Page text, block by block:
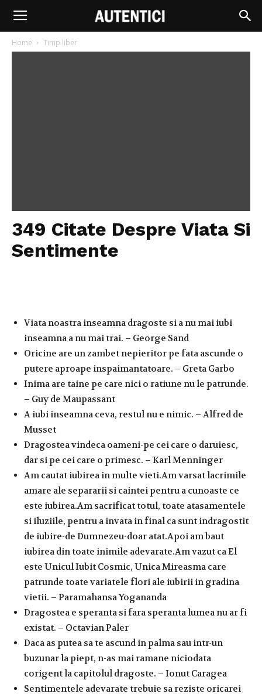
Home Timp liber
349 Citate Despre Viata Si
Sentimente
Viata noastra inseamna dragoste si a nu mai iubi
inseamna a nu mai trai. – George Sand
Oricine are un zambet nepieritor pe fata ascunde o
putere aproape inspaimantatoare. – Greta Garbo
Inima are taine pe care nici o ratiune nu le patrunde.
– Guy de Maupassant
A iubi inseamna ceva, restul nu e nimic. – Alfred de
Musset
Dragostea vindeca oameni-pe cei care o daruiesc,
dar si pe cei care o primesc. – Karl Menninger
Am cautat iubirea in multe vieti.Am varsat lacrimile
amare ale separarii si caintei pentru a cunoaste ce
este iubirea.Am sacrificat totul, toate atasamentele
si iluziile, pentru a invata in final ca sunt indragostit
de iubire-de Dumnezeu-doar atat.Apoi am baut
iubirea din toate inimile adevarate.Am vazut ca El
este Unicul Iubit Cosmic, Unica Mireasma care
patrunde toate variatele flori ale iubirii in gradina
vietii. – Paramahansa Yogananda
Dragostea e speranta si fara speranta lumea nu ar fi
existat. – Octavian Paler
Daca as putea sa te ascund in palma sau intr-un
buzunar la piept, n-as mai ramane niciodata
corigent la capitolul dragoste. – Ionut Caragea
Sentimentele adevarate trebuie sa reziste oricarei